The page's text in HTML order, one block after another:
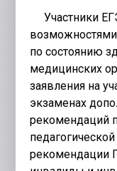
Участники
по состоянию
медицинских
заявления на
экзаменах
рекомендаций
рекомендации